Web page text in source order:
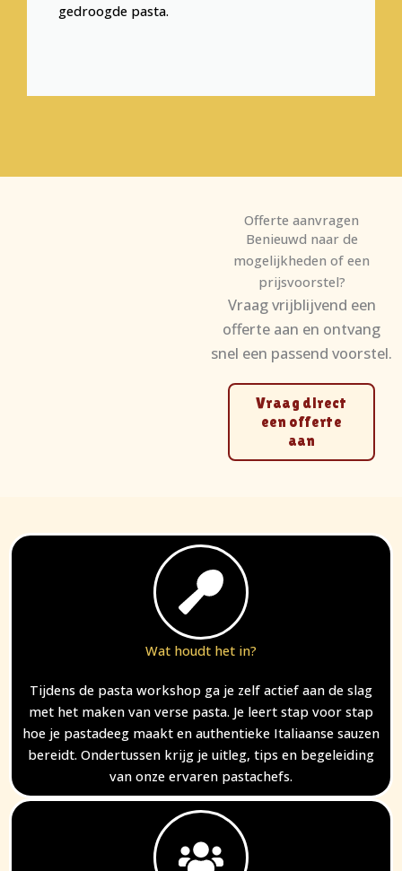
gedroogde pasta.
Offerte aanvragen
Benieuwd naar de
mogelijkheden of een
prijsvoorstel?
Vraag vrijblijvend een
offerte aan en ontvang
snel een passend voorstel.
Vraag direct
een offerte
aan
Wat houdt het in?
Tijdens de pasta workshop ga je zelf actief aan de slag
met het maken van verse pasta. Je leert stap voor stap
hoe je pastadeeg maakt en authentieke Italiaanse sauzen
bereidt. Ondertussen krijg je uitleg, tips en begeleiding
van onze ervaren pastachefs.